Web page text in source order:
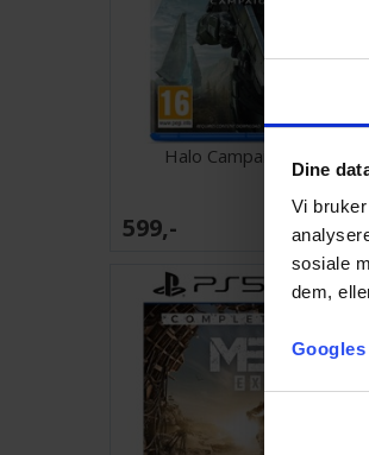
Dine
Vi
sosiale
dem,
Halo Campaign Evolved
599,-